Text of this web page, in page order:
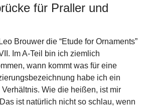
für Praller und
Brouwer die “Etude for Ornaments”
Im A-Teil bin ich ziemlich
wann kommt was für eine
habe ich ein
Wie die heißen, ist mir
ist natürlich nicht so schlau, wenn